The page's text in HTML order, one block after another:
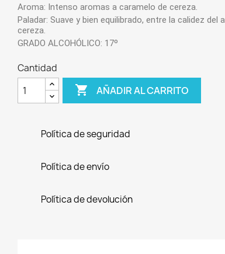
Aroma: Intenso aromas a caramelo de cereza.
Paladar: Suave y bien equilibrado, entre la calidez del
cereza.
GRADO ALCOHÓLICO: 17º
Cantidad
 AÑADIR AL CARRITO
Política de seguridad
Política de envío
Política de devolución